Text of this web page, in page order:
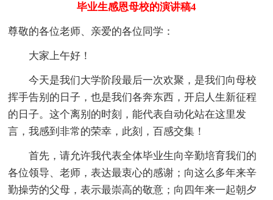
毕业生感恩母校的演讲稿4
尊敬的各位老师、亲爱的各位同学：
大家上午好！
今天是我们大学阶段最后一次欢聚，是我们向母校
挥手告别的日子，也是我们各奔东西，开启人生新征程
的日子。这个离别的时刻，能代表自动化站在这里发
言，我感到非常的荣幸，此刻，百感交集！
首先，请允许我代表全体毕业生向辛勤培育我们的
各位领导、老师，表达最衷心的感谢；向这么多年来辛
勤操劳的父母，表示最崇高的敬意；向四年来一起朝夕